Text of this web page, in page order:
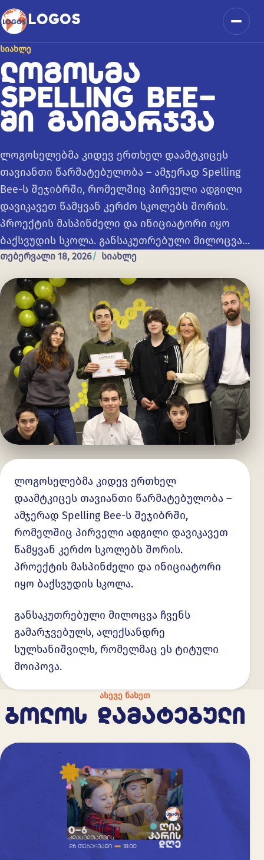
კონტენტზე გადასვლა
LOGOS
ᲡᲘᲐᲮᲚᲔ
ᲚᲝᲒᲝᲡᲛᲐ
SPELLING BEE-
ᲨᲘ ᲒᲐᲘᲛᲐᲠᲯᲕᲐ
ლოგოსელებმა კიდევ ერთხელ დაამტკიცეს
თავიანთი წარმატებულობა – ამჯერად Spelling
Bee-ს შეჯიბრში, რომელშიც პირველი ადგილი
დავიკავეთ წამყვან კერძო სკოლებს შორის.
პროექტის მასპინძელი და ინიციატორი იყო
ბაქსვუდის სკოლა. განსაკუთრებული მილოცვა…
თებერვალი 18, 2026 სიახლე
ლოგოსელებმა კიდევ ერთხელ
დაამტკიცეს თავიანთი წარმატებულობა –
ამჯერად Spelling Bee-ს შეჯიბრში,
რომელშიც პირველი ადგილი დავიკავეთ
წამყვან კერძო სკოლებს შორის.
პროექტის მასპინძელი და ინიციატორი
იყო ბაქსვუდის სკოლა.
განსაკუთრებული მილოცვა ჩვენს
გამარჯვებულს, ალექსანდრე
სულხანიშვილს, რომელმაც ეს ტიტული
მოიპოვა.
ᲐᲡᲔᲕᲔ ᲜᲐᲮᲔᲗ
ᲑᲝᲚᲝᲡ ᲓᲐᲛᲐᲢᲔᲑᲣᲚᲘ